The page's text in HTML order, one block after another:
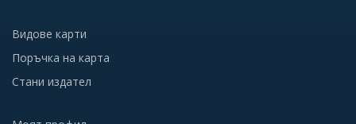
Видове карти
Поръчка на карта
Стани издател